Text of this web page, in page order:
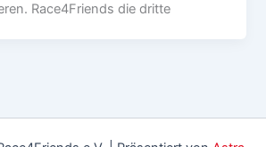
Race4Friends die dritte